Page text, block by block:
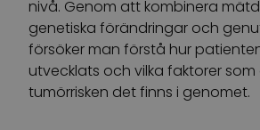
nivå. Genom att kombinera
genetiska förändringar och
försöker man förstå hur
utvecklats och vilka faktorer som
tumörrisken det finns i genomet.